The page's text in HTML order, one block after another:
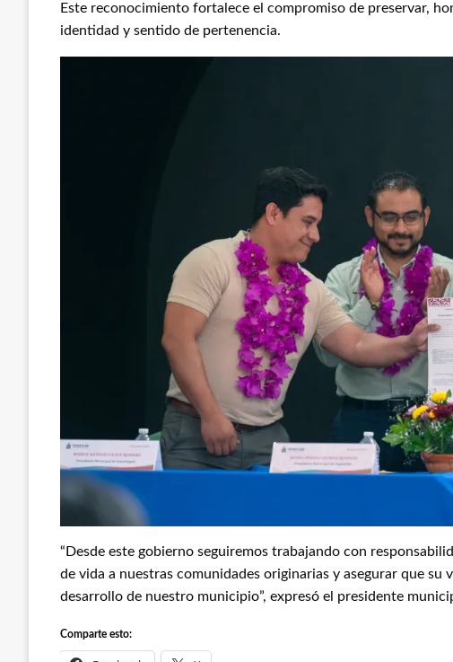
Este reconocimiento fortalece el compromiso de preservar,
identidad y sentido de pertenencia.
“Desde este gobierno seguiremos trabajando con
de vida a nuestras comunidades originarias y asegurar que su
desarrollo de nuestro municipio”, expresó el presidente
Comparte esto: